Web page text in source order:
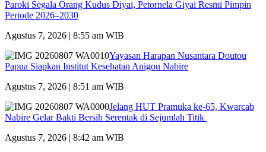
Paroki Segala Orang Kudus Diyai, Petornela Giyai Resmi Pimpin
Periode 2026–2030
Agustus 7, 2026 | 8:55 am WIB
Yayasan Harapan Nusantara Doutou
Papua Siapkan Institut Kesehatan Anigou Nabire
Agustus 7, 2026 | 8:51 am WIB
Jelang HUT Pramuka ke-65, Kwarcab
Nabire Gelar Bakti Bersih Serentak di Sejumlah Titik
Agustus 7, 2026 | 8:42 am WIB